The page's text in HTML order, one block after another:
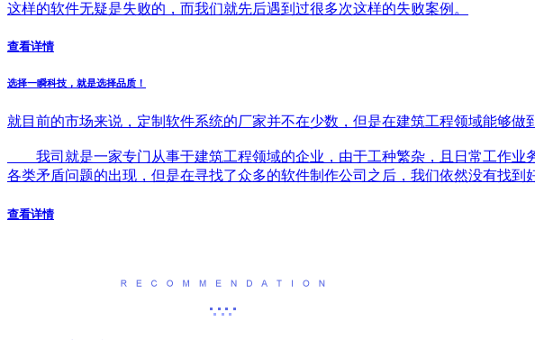
这样的软件无疑是失败的，而我们就先后遇到过很多次这样的失败案例。
查看详情
选择一瞬科技，就是选择品质！
就目前的市场来说，定制软件系统的厂家并不在少数，但是在建筑工程领域能够做
我司就是一家专门从事于建筑工程领域的企业，由于工种繁杂，且日常工作业
各类矛盾问题的出现，但是在寻找了众多的软件制作公司之后，我们依然没有找到
查看详情